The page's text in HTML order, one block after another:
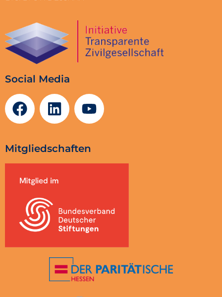
Social Media
Mitgliedschaften